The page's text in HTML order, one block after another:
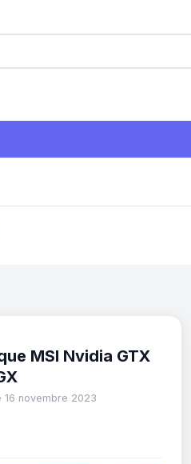
MSI Nvidia GTX
16 novembre 2023